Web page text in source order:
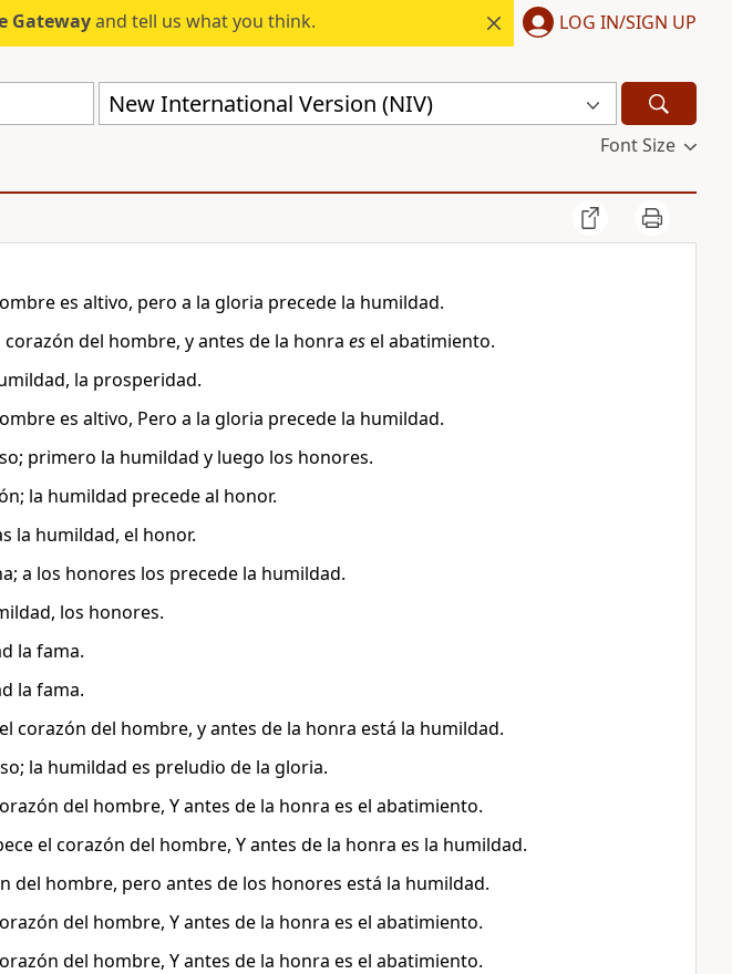
Gatewayand tell us what you think. LOG IN/SIGN UP
New International Version (NIV)
Font Size
es altivo, pero a la gloria precede la humildad.
del hombre, y antes de la honra esel abatimiento.
la prosperidad.
es altivo, Pero a la gloria precede la humildad.
primero la humildad y luego los honores.
la humildad precede al honor.
la humildad, el honor.
a los honores los precede la humildad.
los honores.
la fama.
la fama.
corazón del hombre, y antes de la honra está la humildad.
la humildad es preludio de la gloria.
del hombre, Y antes de la honra es el abatimiento.
el corazón del hombre, Y antes de la honra es la humildad.
del hombre, pero antes de los honores está la humildad.
del hombre, Y antes de la honra es el abatimiento.
del hombre, Y antes de la honra es el abatimiento.